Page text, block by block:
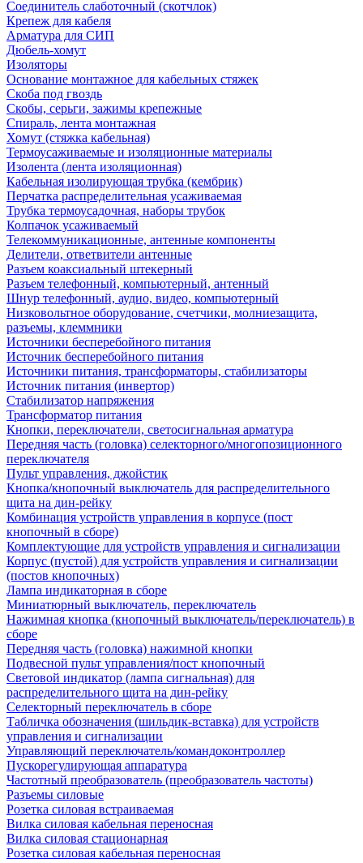
Соединитель слаботочный (скотчлок)
Крепеж для кабеля
Арматура для СИП
Дюбель-хомут
Изоляторы
Основание монтажное для кабельных стяжек
Скоба под гвоздь
Скобы, серьги, зажимы крепежные
Спираль, лента монтажная
Хомут (стяжка кабельная)
Термоусаживаемые и изоляционные материалы
Изолента (лента изоляционная)
Кабельная изолирующая трубка (кембрик)
Перчатка распределительная усаживаемая
Трубка термоусадочная, наборы трубок
Колпачок усаживаемый
Телекоммуникационные, антенные компоненты
Делители, ответвители антенные
Разъем коаксиальный штекерный
Разъем телефонный, компьютерный, антенный
Шнур телефонный, аудио, видео, компьютерный
Низковольтное оборудование, счетчики, молниезащита,
разъемы, клеммники
Источники бесперебойного питания
Источник бесперебойного питания
Источники питания, трансформаторы, стабилизаторы
Источник питания (инвертор)
Стабилизатор напряжения
Трансформатор питания
Кнопки, переключатели, светосигнальная арматура
Передняя часть (головка) селекторного/многопозиционного
переключателя
Пульт управления, джойстик
Кнопка/кнопочный выключатель для распределительного
щита на дин-рейку
Комбинация устройств управления в корпусе (пост
кнопочный в сборе)
Комплектующие для устройств управления и сигнализации
Корпус (пустой) для устройств управления и сигнализации
(постов кнопочных)
Лампа индикаторная в сборе
Миниатюрный выключатель, переключатель
Нажимная кнопка (кнопочный выключатель/переключатель) в
сборе
Передняя часть (головка) нажимной кнопки
Подвесной пульт управления/пост кнопочный
Световой индикатор (лампа сигнальная) для
распределительного щита на дин-рейку
Селекторный переключатель в сборе
Табличка обозначения (шильдик-вставка) для устройств
управления и сигнализации
Управляющий переключатель/командоконтроллер
Пускорегулирующая аппаратура
Частотный преобразователь (преобразователь частоты)
Разъемы силовые
Розетка силовая встраиваемая
Вилка силовая кабельная переносная
Вилка силовая стационарная
Розетка силовая кабельная переносная